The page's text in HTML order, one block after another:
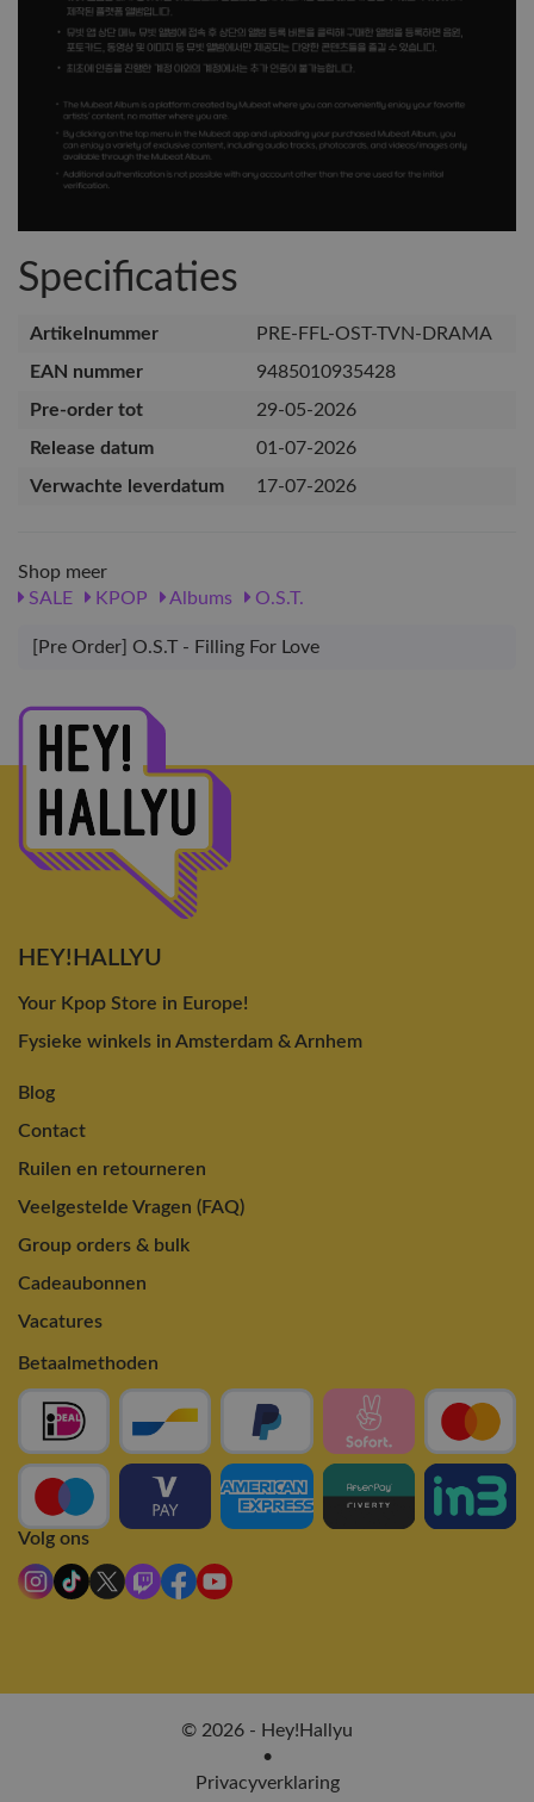
Specificaties
Artikelnummer
PRE-FFL-OST-TVN-DRAMA
EAN nummer
9485010935428
Pre-order tot
29-05-2026
Release datum
01-07-2026
Verwachte leverdatum
17-07-2026
Shop meer
SALE
KPOP Albums O.S.T.
[Pre Order] O.S.T - Filling For Love
HEY!HALLYU
Your Kpop Store in Europe!
Fysieke winkels in Amsterdam & Arnhem
Blog
Contact
Ruilen en retourneren
Veelgestelde Vragen (FAQ)
Group orders & bulk
Cadeaubonnen
Vacatures
Betaalmethoden
Volg ons
© 2026 - Hey!Hallyu
•
Privacyverklaring